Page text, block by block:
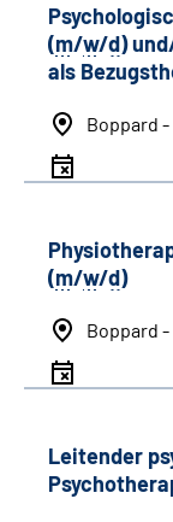
(m/w/d)
als
Boppard -
(m/w/d)
Boppard -
Leitender